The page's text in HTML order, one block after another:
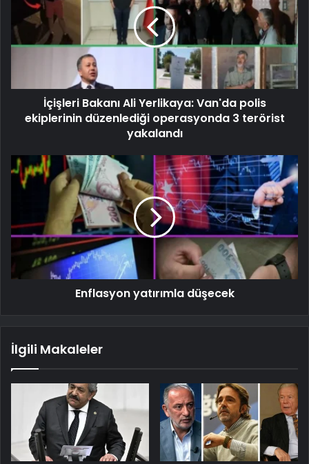
İçişleri Bakanı Ali Yerlikaya: Van'da polis
ekiplerinin düzenlediği operasyonda 3 terörist
yakalandı
Enflasyon yatırımla düşecek
İlgili Makaleler